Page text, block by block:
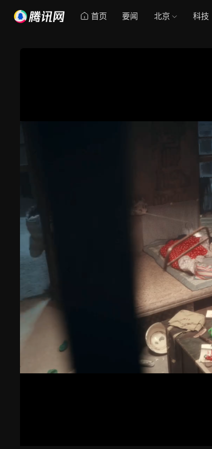
首页 要闻 北京 科技